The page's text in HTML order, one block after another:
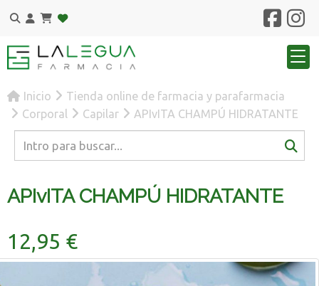
Inicio
Tienda online de farmacia y parafarmacia
Corporal
Capilar APIvITA CHAMPÚ HIDRATANTE
APIvITA CHAMPÚ HIDRATANTE
12,95 €